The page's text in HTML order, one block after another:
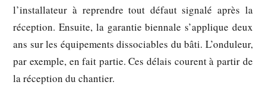
l’installateur à reprendre tout défaut signalé après la
réception. Ensuite, la garantie biennale s’applique deux
ans sur les équipements dissociables du bâti. L’onduleur,
par exemple, en fait partie. Ces délais courent à partir de
la réception du chantier.